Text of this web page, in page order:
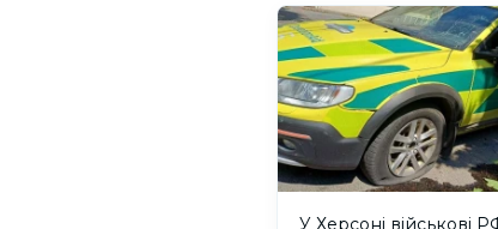
У Херсоні військові